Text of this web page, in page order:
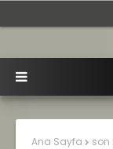
Ana Sayfa son